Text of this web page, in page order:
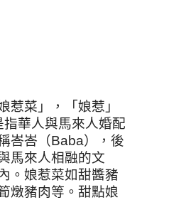
惹菜」，「娘惹」
指華人與馬來人婚配
峇峇（Baba），後
馬來人相融的文
。娘惹菜如甜醬豬
燉豬肉等。甜點娘